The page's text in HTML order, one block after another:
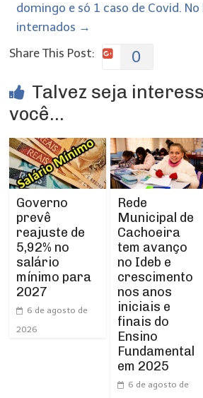
domingo e só 1 caso de Covid.
internados →
Share This Post:
0
Talvez seja
você...
Governo
prevê
reajuste de
5,92% no
salário
mínimo para
2027
6 de agosto de
2026
Rede
Municipal de
Cachoeira
tem avanço
no Ideb e
crescimento
nos anos
iniciais e
finais do
Ensino
Fundamental
em 2025
6 de agosto de